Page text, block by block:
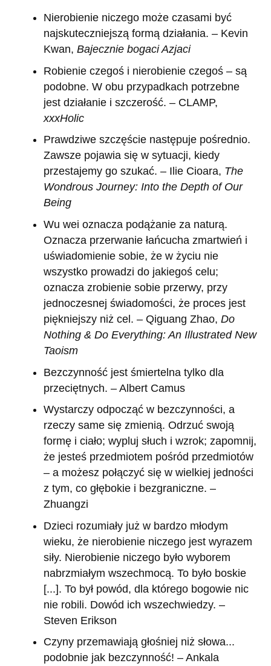
Nierobienie niczego może czasami być
najskuteczniejszą formą działania. – Kevin
Kwan, Bajecznie bogaci Azjaci
Robienie czegoś i nierobienie czegoś – są
podobne. W obu przypadkach potrzebne
jest działanie i szczerość. – CLAMP,
xxxHolic
Prawdziwe szczęście następuje pośrednio.
Zawsze pojawia się w sytuacji, kiedy
przestajemy go szukać. – Ilie Cioara, The
Wondrous Journey: Into the Depth of Our
Being
Wu wei oznacza podążanie za naturą.
Oznacza przerwanie łańcucha zmartwień i
uświadomienie sobie, że w życiu nie
wszystko prowadzi do jakiegoś celu;
oznacza zrobienie sobie przerwy, przy
jednoczesnej świadomości, że proces jest
piękniejszy niż cel. – Qiguang Zhao, Do
Nothing & Do Everything: An Illustrated New
Taoism
Bezczynność jest śmiertelna tylko dla
przeciętnych. – Albert Camus
Wystarczy odpocząć w bezczynności, a
rzeczy same się zmienią. Odrzuć swoją
formę i ciało; wypluj słuch i wzrok; zapomnij,
że jesteś przedmiotem pośród przedmiotów
– a możesz połączyć się w wielkiej jedności
z tym, co głębokie i bezgraniczne. –
Zhuangzi
Dzieci rozumiały już w bardzo młodym
wieku, że nierobienie niczego jest wyrazem
siły. Nierobienie niczego było wyborem
nabrzmiałym wszechmocą. To było boskie
[...]. To był powód, dla którego bogowie nic
nie robili. Dowód ich wszechwiedzy. –
Steven Erikson
Czyny przemawiają głośniej niż słowa...
podobnie jak bezczynność! – Ankala